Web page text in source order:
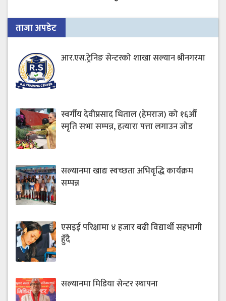
ताजा अपडेट
आर.एस.ट्रेनिङ सेन्टरको शाखा सल्यान श्रीनगरमा
स्वर्गीय देवीप्रसाद धिताल (हेमराज) को १६औँ
स्मृति सभा सम्पन्न, हत्यारा पत्ता लगाउन जोड
सल्यानमा खाद्य स्वच्छता अभिवृद्धि कार्यक्रम
सम्पन्न
एसइई परिक्षामा ४ हजार बढी विद्यार्थी सहभागी
हुँदै
सल्यानमा मिडिया सेन्टर स्थापना